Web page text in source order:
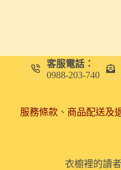
客服電話：
0988-203-740
服務條款、 商品配送及
衣櫥裡的讀